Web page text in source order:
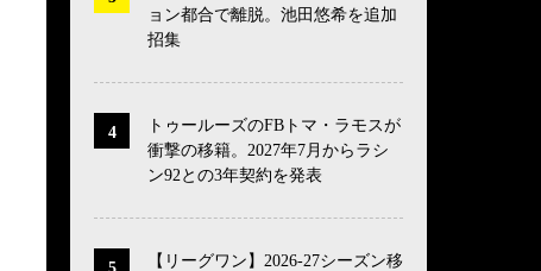
ョン都合で離脱。池田悠希を追加
招集
トゥールーズのFBトマ・ラモスが
衝撃の移籍。2027年7月からラシ
ン92との3年契約を発表
【リーグワン】2026-27シーズン移